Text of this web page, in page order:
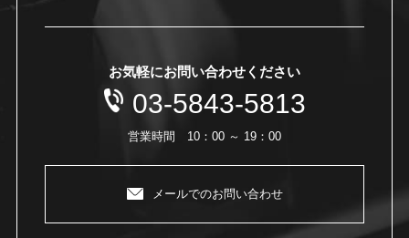
お気軽にお問い合わせください
03-5843-5813
営業時間 10：00 ～ 19：00
メールでのお問い合わせ